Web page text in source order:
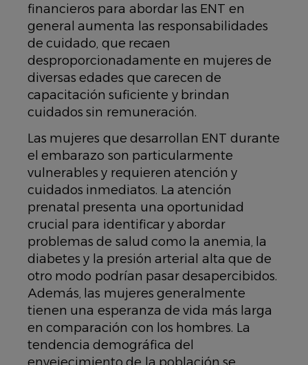
financieros para abordar las ENT en
general aumenta las responsabilidades
de cuidado, que recaen
desproporcionadamente en mujeres de
diversas edades que carecen de
capacitación suficiente y brindan
cuidados sin remuneración.
Las mujeres que desarrollan ENT durante
el embarazo son particularmente
vulnerables y requieren atención y
cuidados inmediatos. La atención
prenatal presenta una oportunidad
crucial para identificar y abordar
problemas de salud como la anemia, la
diabetes y la presión arterial alta que de
otro modo podrían pasar desapercibidos.
Además, las mujeres generalmente
tienen una esperanza de vida más larga
en comparación con los hombres. La
tendencia demográfica del
envejecimiento de la población se